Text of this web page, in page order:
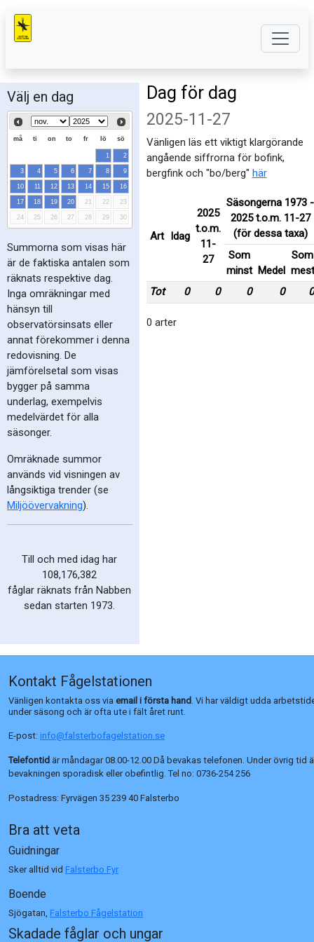
Välj en dag
må ti on to fr lö sö
1
2
3
4 5 6 7 8
9
10
11 12 13 14 15
16
17
18 19 20 21 22
23
24
25 26 27 28 29 30
Summorna som visas här
är de faktiska antalen som
räknats respektive dag.
Inga omräkningar med
hänsyn till
observatörsinsats eller
annat förekommer i denna
redovisning. De
jämförelsetal som visas
bygger på samma
underlag, exempelvis
medelvärdet för alla
säsonger.
Omräknade summor
används vid visningen av
långsiktiga trender (se
Miljöövervakning).
Till och med idag har
108,176,382
fåglar räknats från Nabben
sedan starten 1973.
Dag för dag
2025-11-27
Vänligen läs ett viktigt klargörande
angående siffrorna för bofink,
bergfink och "bo/berg" här
Art Idag
2025
t.o.m.
11-
27
Säsongerna 1973 -
2025 t.o.m. 11-27
(för dessa taxa)
Som
minst Medel
Som
mest
Tot
0 0 0 0 0
0 arter
Kontakt Fågelstationen
Vänligen kontakta oss via email i första hand. Vi har väldigt udda
under säsong och är ofta ute i fält året runt.
E-post: info@falsterbofagelstation.se
Telefontid är måndagar 08.00-12.00 Då bevakas telefonen. Under övrig tid
bevakningen sporadisk eller obefintlig. Tel no: 0736-254 256
Postadress: Fyrvägen 35 239 40 Falsterbo
Bra att veta
Guidningar
Sker alltid vid Falsterbo Fyr
Boende
Sjögatan, Falsterbo Fågelstation
Skadade fåglar och ungar